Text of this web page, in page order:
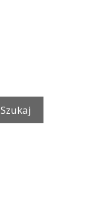
Szukaj